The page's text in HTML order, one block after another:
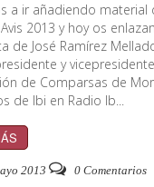
a ir añadiendo material
2013 y hoy os
de José Ramírez
y
de Comparsas de
de Ibi en Radio Ib...
2013 0 Comentarios